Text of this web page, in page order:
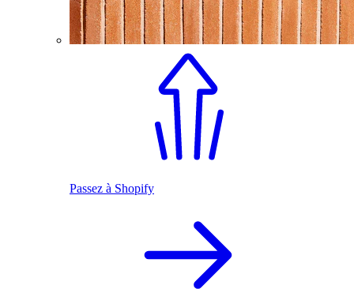
Passez à Shopify